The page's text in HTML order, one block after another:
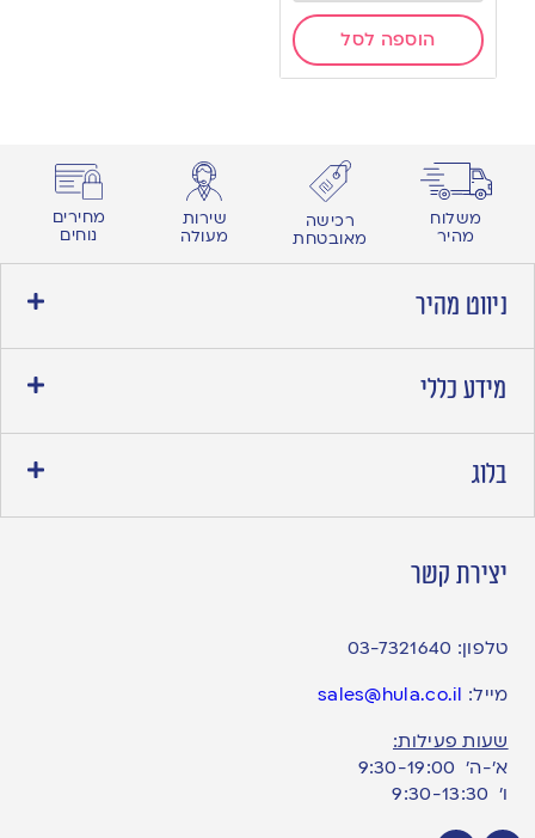
הוספה לסל
משלוח
מהיר
רכישה
מאובטחת
שירות
מעולה
מחירים
נוחים
ניווט מהיר
מידע כללי
בלוג
יצירת קשר
טלפון: 03-7321640
מייל: sales@hula.co.il
שעות פעילות:
א’-ה’ 9:30-19:00
ו׳ 9:30-13:30